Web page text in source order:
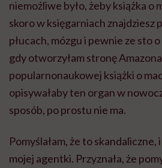
niemożliwe było, żeby książka o
skoro w księgarniach znajdziesz
płucach, mózgu i pewnie ze sto
gdy otworzyłam stronę
popularnonaukowej książki o
opisywałaby ten organ w
sposób, po prostu nie ma.
Pomyślałam, że to skandaliczne,
mojej agentki. Przyznała, że